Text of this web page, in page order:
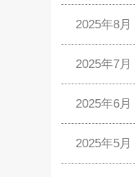
2025年8月
2025年7月
2025年6月
2025年5月